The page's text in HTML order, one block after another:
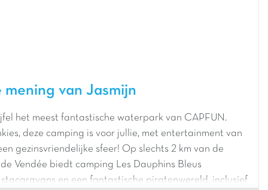
mening van Jasmijn
het meest fantastische waterpark van CAPFUN.
deze camping is voor jullie, met entertainment van
gezinsvriendelijke sfeer! Op slechts 2 km van de
Vendée biedt camping Les Dauphins Bleus
en een fantastische piratenwereld, inclusief